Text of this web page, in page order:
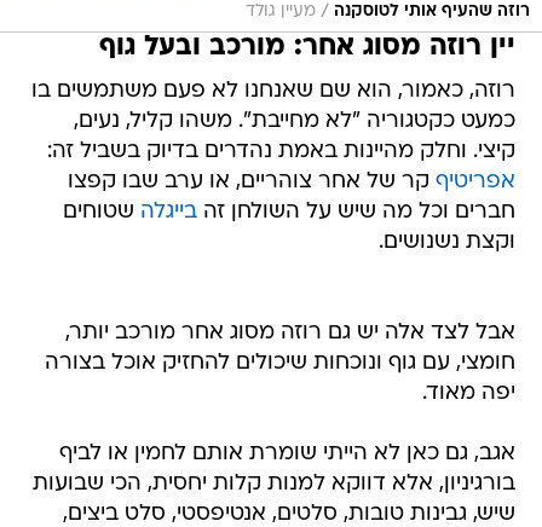
רוזה שהעיף אותי לטוסקנה / מעיין גולד
יין רוזה מסוג אחר: מורכב ובעל גוף
רוזה, כאמור, הוא שם שאנחנו לא פעם משתמשים בו
כמעט כקטגוריה "לא מחייבת". משהו קליל, נעים,
קיצי. וחלק מהיינות באמת נהדרים בדיוק בשביל זה:
אפריטיף קר של אחר צוהריים, או ערב שבו קפצו
חברים וכל מה שיש על השולחן זהבייגלה שטוחים
וקצת נשנושים.
אבל לצד אלה יש גם רוזה מסוג אחר מורכב יותר,
חומצי, עם גוף ונוכחות שיכולים להחזיק אוכל בצורה
יפה מאוד.
אגב, גם כאן לא הייתי שומרת אותם לחמין או לביף
בורגיניון, אלא דווקא למנות קלות יחסית, הכי שבועות
שיש, גבינות טובות, סלטים, אנטיפסטי, סלט ביצים,